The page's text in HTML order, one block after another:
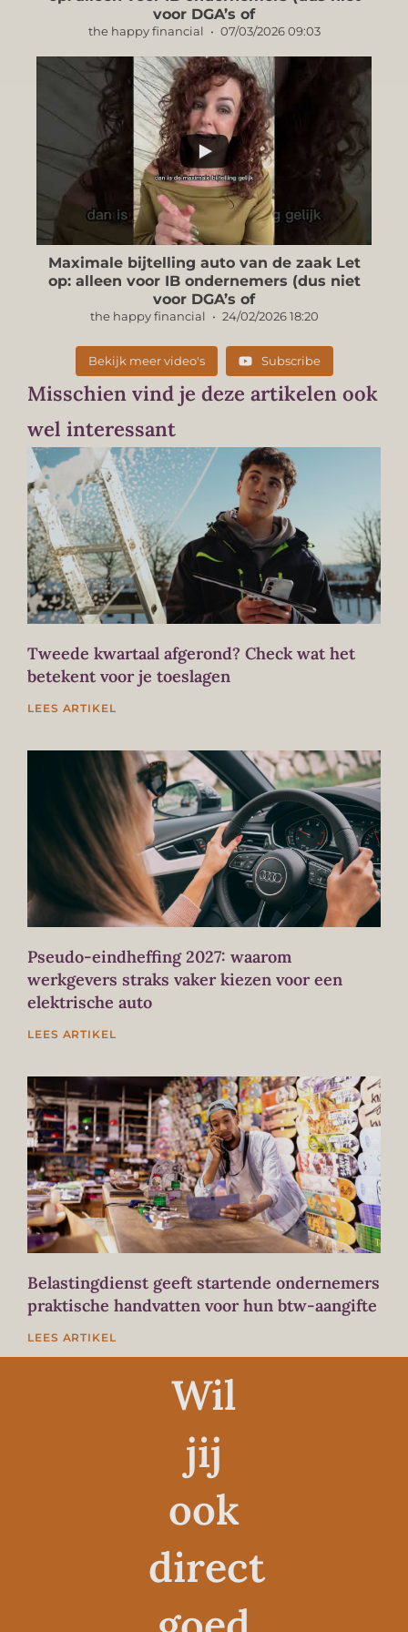
voor DGA’s of
the happy financial 07/03/2026 09:03
...
Maximale bijtelling auto van de zaak Let
op: alleen voor IB ondernemers (dus niet
voor DGA’s of
the happy financial 24/02/2026 18:20
Bekijk meer video's Subscribe
Misschien vind je deze artikelen ook
wel interessant
Tweede kwartaal afgerond? Check wat het
betekent voor je toeslagen
LEES ARTIKEL
Pseudo-eindheffing 2027: waarom
werkgevers straks vaker kiezen voor een
elektrische auto
LEES ARTIKEL
Belastingdienst geeft startende ondernemers
praktische handvatten voor hun btw-aangifte
LEES ARTIKEL
Wil
jij
ook
direct